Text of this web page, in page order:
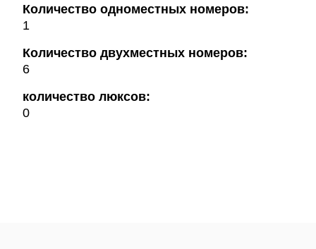
Количество одноместных номеров:
1
Количество двухместных номеров:
6
количество люксов:
0